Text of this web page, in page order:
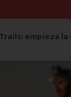
empieza